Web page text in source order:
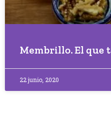
Membrillo. El que
22 junio, 2020